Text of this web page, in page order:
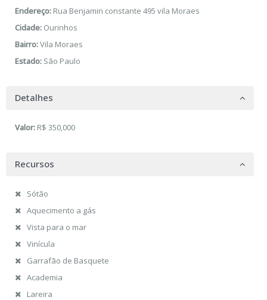
Endereço: Rua Benjamin constante 495 vila Moraes
Cidade: Ourinhos
Bairro:Vila Moraes
Estado: São Paulo
Detalhes
Valor: R$ 350,000
Recursos
Sótão
Aquecimento a gás
Vista para o mar
Vinícula
Garrafão de Basquete
Academia
Lareira